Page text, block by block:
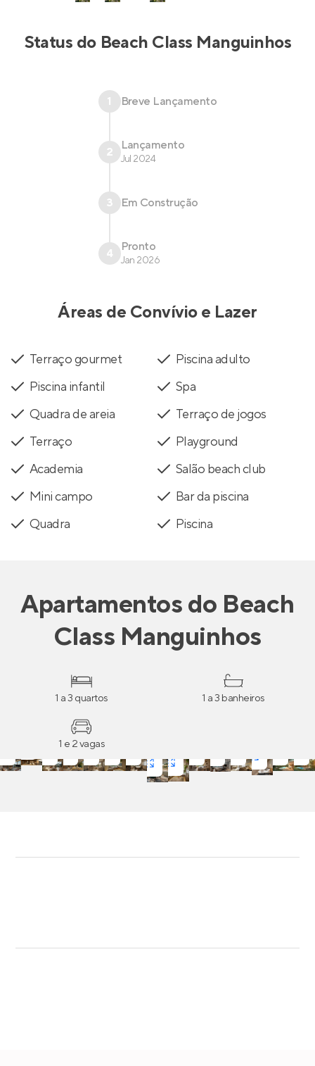
Status do Beach Class Manguinhos
1 Breve Lançamento
2 Lançamento
Jul 2024
3 Em Construção
4 Pronto
Jan 2026
Áreas de Convívio e Lazer
Terraço gourmet
Piscina adulto
Piscina infantil
Spa
Quadra de areia
Terraço de jogos
Terraço
Playground
Academia
Salão beach club
Mini campo
Bar da piscina
Quadra
Piscina
Apartamentosdo Beach
Class Manguinhos
1 a 3 quartos 1 a 3 banheiros
1 e 2 vagas